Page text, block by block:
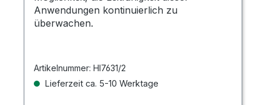
Anwendungen kontinuierlich zu
überwachen.
Artikelnummer: HI7631/2
Lieferzeit ca. 5-10 Werktage